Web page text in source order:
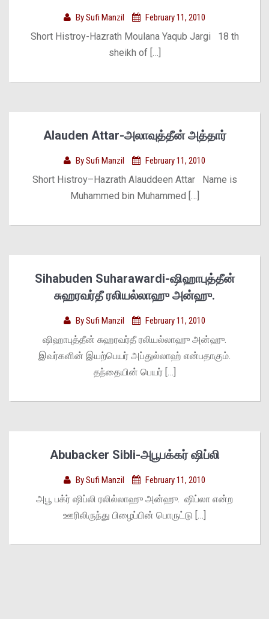
BySufi Manzil February 11, 2010
Short Histroy-Hazrath Moulana Yaqub Jargi 18 th
sheikh of […]
Alauden Attar-அலாவுத்தீன் அத்தார்
BySufi Manzil February 11, 2010
Short Histroy–Hazrath Alauddeen Attar Name is
Muhammed bin Muhammed […]
Sihabuden Suharawardi-ஷிஹாபுத்தீன்
சுஹரவர்தீ ரலியல்லாஹு அன்ஹு.
BySufi Manzil February 11, 2010
ஷிஹாபுத்தீன் சுஹரவர்தீ ரலியல்லாஹு அன்ஹு.
இவர்களின் இயற்பெயர் அப்துல்லாஹ் என்பதாகும்.
தந்தையின் பெயர் […]
Abubacker Sibli-அபூபக்கர் ஷிப்லி
BySufi Manzil February 11, 2010
அபூ பக்ர் ஷிப்லி ரலில்லாஹு அன்ஹு. ஷிப்லா என்ற
ஊரிலிருந்து பிழைப்பின் பொருட்டு […]